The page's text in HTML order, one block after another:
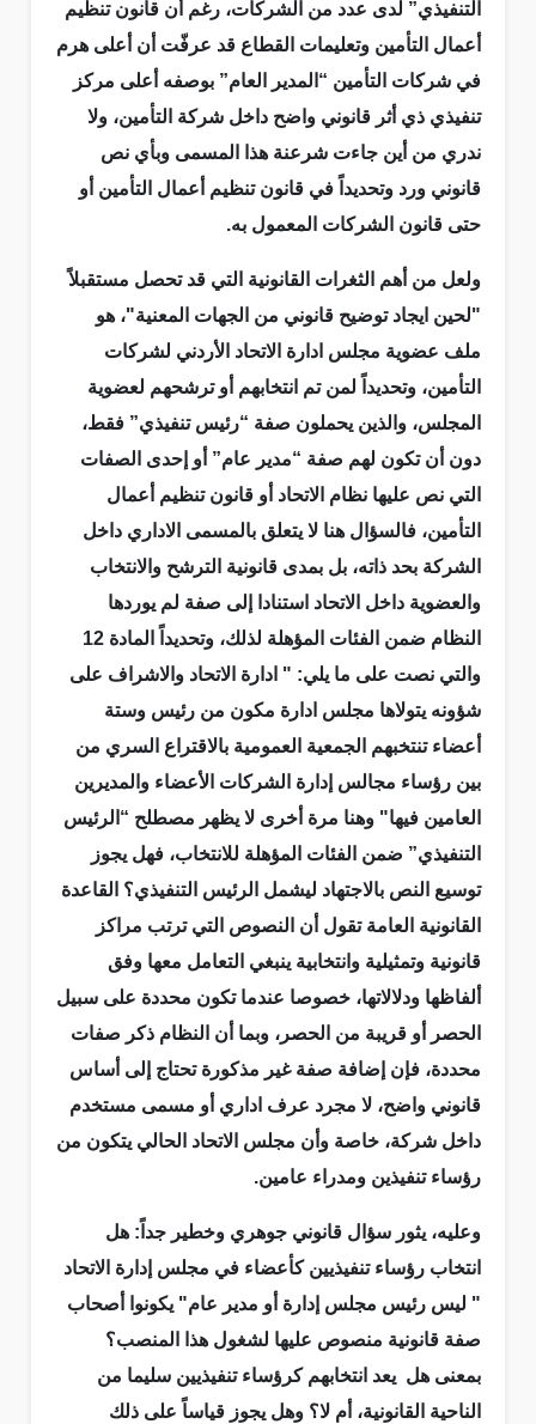
التنفيذي” لدى عدد من الشركات، رغم أن قانون تنظيم
أعمال التأمين وتعليمات القطاع قد عرفّت أن أعلى هرم
في شركات التأمين “المدير العام” بوصفه أعلى مركز
تنفيذي ذي أثر قانوني واضح داخل شركة التأمين، ولا
ندري من أين جاءت شرعنة هذا المسمى وبأي نص
قانوني ورد وتحديداً في قانون تنظيم أعمال التأمين أو
حتى قانون الشركات المعمول به.
ولعل من أهم الثغرات القانونية التي قد تحصل مستقبلاً
"لحين ايجاد توضيح قانوني من الجهات المعنية"، هو
ملف عضوية مجلس ادارة الاتحاد الأردني لشركات
التأمين، وتحديداً لمن تم انتخابهم أو ترشحهم لعضوية
المجلس، والذين يحملون صفة “رئيس تنفيذي” فقط،
دون أن تكون لهم صفة “مدير عام” أو إحدى الصفات
التي نص عليها نظام الاتحاد أو قانون تنظيم أعمال
التأمين، فالسؤال هنا لا يتعلق بالمسمى الاداري داخل
الشركة بحد ذاته، بل بمدى قانونية الترشح والانتخاب
والعضوية داخل الاتحاد استنادا إلى صفة لم يوردها
النظام ضمن الفئات المؤهلة لذلك، وتحديداً المادة 12
والتي نصت على ما يلي: " ادارة الاتحاد والاشراف على
شؤونه يتولاها مجلس ادارة مكون من رئيس وستة
أعضاء تنتخبهم الجمعية العمومية بالاقتراع السري من
بين رؤساء مجالس إدارة الشركات الأعضاء والمديرين
العامين فيها" وهنا مرة أخرى لا يظهر مصطلح “الرئيس
التنفيذي” ضمن الفئات المؤهلة للانتخاب، فهل يجوز
توسيع النص بالاجتهاد ليشمل الرئيس التنفيذي؟ القاعدة
القانونية العامة تقول أن النصوص التي ترتب مراكز
قانونية وتمثيلية وانتخابية ينبغي التعامل معها وفق
ألفاظها ودلالاتها، خصوصا عندما تكون محددة على سبيل
الحصر أو قريبة من الحصر، وبما أن النظام ذكر صفات
محددة، فإن إضافة صفة غير مذكورة تحتاج إلى أساس
قانوني واضح، لا مجرد عرف اداري أو مسمى مستخدم
داخل شركة، خاصة وأن مجلس الاتحاد الحالي يتكون من
رؤساء تنفيذين ومدراء عامين.
وعليه، يثور سؤال قانوني جوهري وخطير جداً: هل
انتخاب رؤساء تنفيذيين كأعضاء في مجلس إدارة الاتحاد
" ليس رئيس مجلس إدارة أو مدير عام" يكونوا أصحاب
صفة قانونية منصوص عليها لشغول هذا المنصب؟
بمعنى هل يعد انتخابهم كرؤساء تنفيذيين سليما من
الناحية القانونية، أم لا؟ وهل يجوز قياساً على ذلك